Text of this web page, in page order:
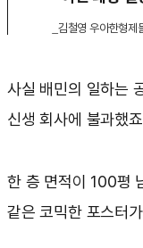
_김철영 우아한형
사실 배민의 일하는
신생 회사에 불과했
한 층 면적이 100평
같은 코믹한 포스터